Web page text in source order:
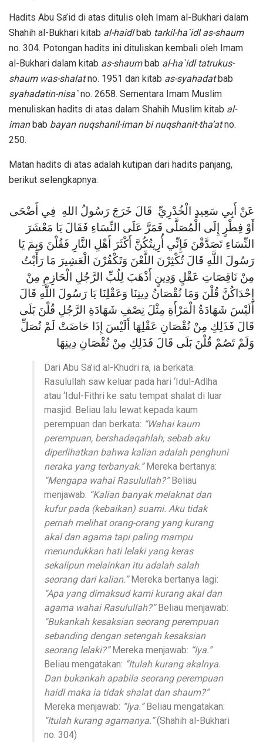
Hadits Abu Sa’id di atas ditulis oleh Imam al-Bukhari dalam
Shahih al-Bukhari kitab al-haidl bab tarkil-ha`idl as-shaum
no. 304. Potongan hadits ini dituliskan kembali oleh Imam
al-Bukhari dalam kitab as-shaum bab al-ha`idl tatrukus-
shaum was-shalatno. 1951 dan kitab as-syahadat bab
syahadatin-nisa`no. 2658. Sementara Imam Muslim
menuliskan hadits di atas dalam Shahih Muslim kitab al-
iman bab bayan nuqshanil-iman bi nuqshanit-tha’atno.
250.
Matan hadits di atas adalah kutipan dari hadits panjang,
berikut selengkapnya:
عَنْ أَبِي سَعِيدٍ الْخُدْرِيِّ قَالَ خَرَجَ رَسُولُ اللهِ فِي أَضْحَى
أَوْ فِطْرٍ إِلَى الْمُصَلَّى فَمَرَّ عَلَى النِّسَاءِ فَقَالَ يَا مَعْشَرَ
النِّسَاءِ تَصَدَّقْنَ فَإِنِّي أُرِيتُكُنَّ أَكْثَرَ أَهْلِ النَّارِ فَقُلْنَ وَبِمَ يَا
رَسُولَ اللَّهِ قَالَ تُكْثِرْنَ اللَّعْنَ وَتَكْفُرْنَ الْعَشِيرَ مَا رَأَيْتُ
مِنْ نَاقِصَاتِ عَقْلٍ وَدِينٍ أَذْهَبَ لِلُبِّ الرَّجُلِ الْحَازِمِ مِنْ
إِحْدَاكُنَّ قُلْنَ وَمَا نُقْصَانُ دِينِنَا وَعَقْلِنَا يَا رَسُولَ اللَّهِ قَالَ
أَلَيْسَ شَهَادَةُ الْمَرْأَةِ مِثْلَ نِصْفِ شَهَادَةِ الرَّجُلِ قُلْنَ بَلَى
قَالَ فَذَلِكِ مِنْ نُقْصَانِ عَقْلِهَا أَلَيْسَ إِذَا حَاضَتْ لَمْ تُصَلِّ
وَلَمْ تَصُمْ قُلْنَ بَلَى قَالَ فَذَلِكِ مِنْ نُقْصَانِ دِينِهَا
Dari Abu Sa’id al-Khudri ra, ia berkata:
Rasulullah saw keluar pada hari ‘Idul-Adlha
atau ‘Idul-Fithri ke satu tempat shalat di luar
masjid. Beliau lalu lewat kepada kaum
perempuan dan berkata: “Wahai kaum
perempuan, bershadaqahlah, sebab aku
diperlihatkan bahwa kalian adalah penghuni
neraka yang terbanyak.”Mereka bertanya:
“Mengapa wahai Rasulullah?”Beliau
menjawab: “Kalian banyak melaknat dan
kufur pada (kebaikan) suami. Aku tidak
pernah melihat orang-orang yang kurang
akal dan agama tapi paling mampu
menundukkan hati lelaki yang keras
sekalipun melainkan itu adalah salah
seorang dari kalian.”Mereka bertanya lagi:
“Apa yang dimaksud kami kurang akal dan
agama wahai Rasulullah?”Beliau menjawab:
“Bukankah kesaksian seorang perempuan
sebanding dengan setengah kesaksian
seorang lelaki?”Mereka menjawab: “Iya.”
Beliau mengatakan: “Itulah kurang akalnya.
Dan bukankah apabila seorang perempuan
haidl maka ia tidak shalat dan shaum?”
Mereka menjawab: “Iya.”Beliau mengatakan:
“Itulah kurang agamanya.”(Shahih al-Bukhari
no. 304)